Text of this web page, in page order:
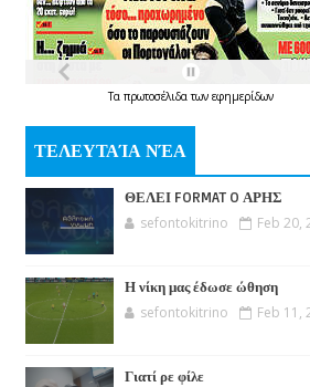
Τα πρωτοσέλιδατων εφημερίδων
ΤΕΛΕΥΤΑΊΑ ΝΈΑ
ΘΕΛΕΙ FORMAT O ΑΡΗΣ
sefontokitrino Feb 20,
Η νίκη μας έδωσε ώθηση
sefontokitrino Feb 11,
Γιατί ρε φίλε